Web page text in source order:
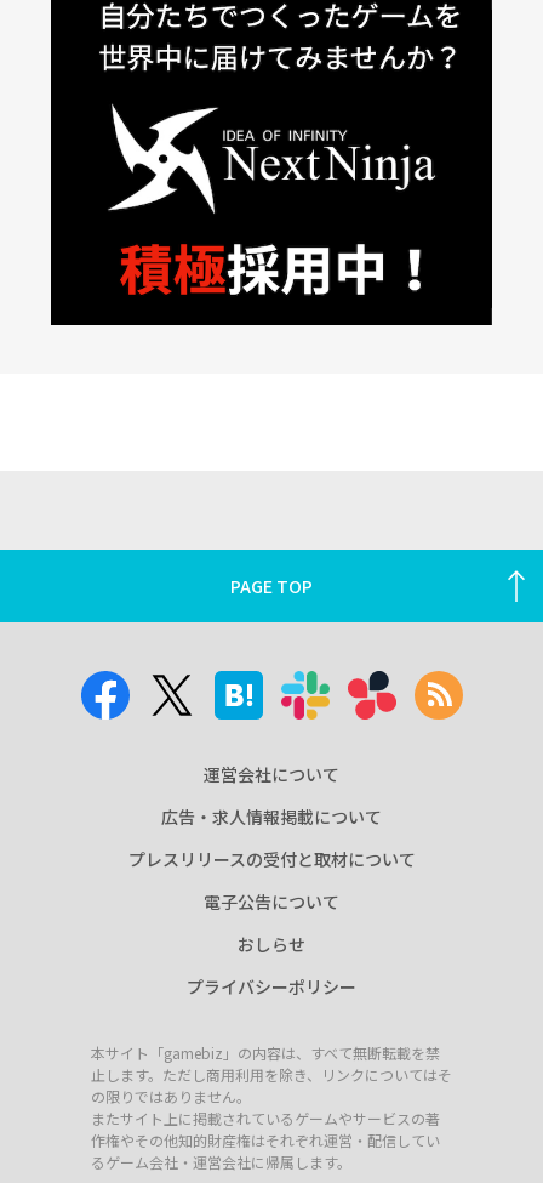
PAGE TOP
運営会社について
広告・求人情報掲載について
プレスリリースの受付と取材について
電子公告について
おしらせ
プライバシーポリシー
本サイト「gamebiz」の内容は、すべて無断転載を禁
止します。ただし商用利用を除き、リンクについてはそ
の限りではありません。
またサイト上に掲載されているゲームやサービスの著
作権やその他知的財産権はそれぞれ運営・配信してい
るゲーム会社・運営会社に帰属します。